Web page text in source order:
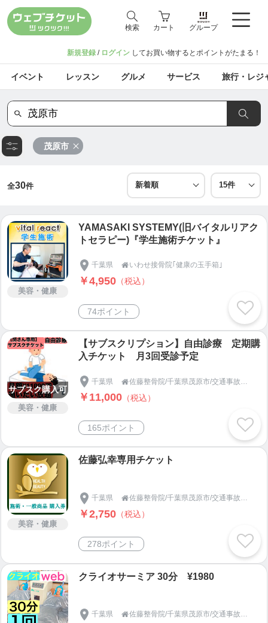
検索 カート グループ
新規登録 / ログイン してお買い物するとポイントがたまる！
イベント レッスン グルメ サービス 旅行・レジ
茂原市
全30件
美容・健康
YAMASAKI SYSTEMY(旧バイタルリアク
トセラピー)『学生施術チケット』
千葉県 いわせ接骨院｢健康の玉手箱｣
￥4,950 （税込）
74ポイント
サブスク購入可
美容・健康
【サブスクリプション】自由診療 定期購
入チケット 月3回受診予定
千葉県 
￥11,000 （税込）
165ポイント
美容・健康
佐藤弘幸専用チケット
千葉県  佐藤整骨院/千葉県茂原市/交通事故の治療や補償のお悩みは！
￥2,750 （税込）
278ポイント
クライオサーミア 30分 ¥1980
千葉県  佐藤整骨院/千葉県茂原市/交通事故の治療や補償のお悩みは！